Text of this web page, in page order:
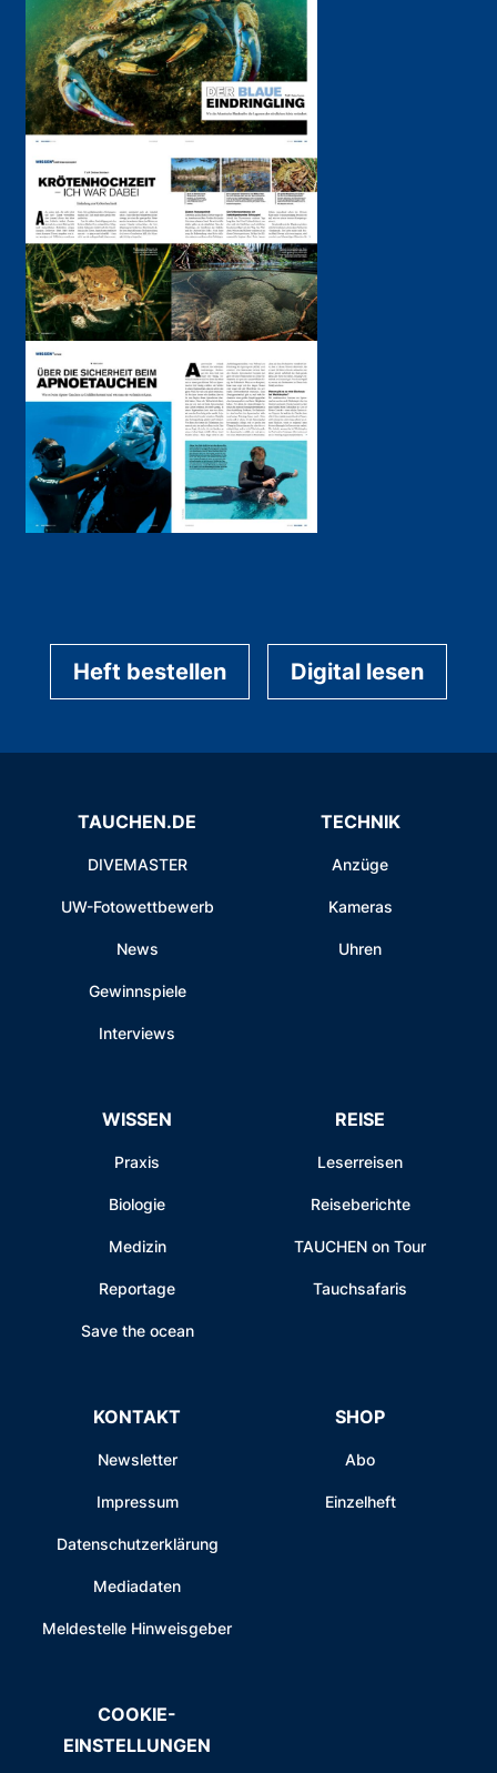
Heft bestellen Digital lesen
TAUCHEN.DE
DIVEMASTER
UW-Fotowettbewerb
News
Gewinnspiele
Interviews
TECHNIK
Anzüge
Kameras
Uhren
WISSEN
Praxis
Biologie
Medizin
Reportage
Save the ocean
REISE
Leserreisen
Reiseberichte
TAUCHEN on Tour
Tauchsafaris
KONTAKT
Newsletter
Impressum
Datenschutzerklärung
Mediadaten
Meldestelle Hinweisgeber
SHOP
Abo
Einzelheft
COOKIE-
EINSTELLUNGEN